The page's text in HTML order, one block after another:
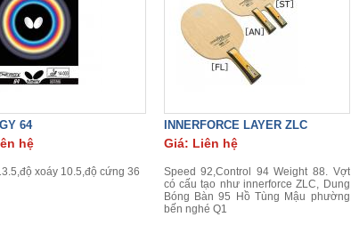
64
hệ
xoáy 10.5,độ cứng 36
INNERFORCE LAYER ZLC
Giá: Liên hệ
Speed 92,Control 94 Weight 88. Vợt
có cấu tạo như innerforce ZLC, Dung
Bóng Bàn 95 Hồ Tùng Mậu phường
bến nghé Q1